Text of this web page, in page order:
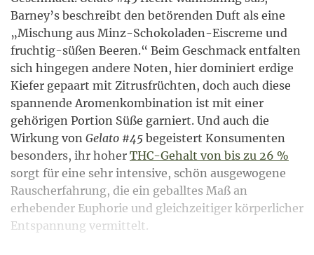
Barney’s beschreibt den betörenden Duft als eine
„Mischung aus Minz-Schokoladen-Eiscreme und
fruchtig-süßen Beeren.“ Beim Geschmack entfalten
sich hingegen andere Noten, hier dominiert erdige
Kiefer gepaart mit Zitrusfrüchten, doch auch diese
spannende Aromenkombination ist mit einer
gehörigen Portion Süße garniert. Und auch die
Wirkung von Gelato #45 begeistert Konsumenten
besonders, ihr hoher THC-Gehalt von bis zu 26 %
sorgt für eine sehr intensive, schön ausgewogene
Rauscherfahrung, die ein geballtes Maß an
erhebender Euphorie und gleichzeitiger körperlicher
Entspannung vermittelt.